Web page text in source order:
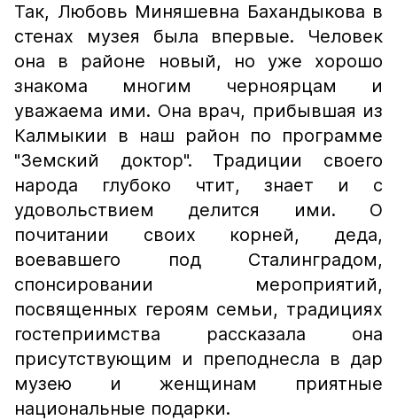
Так, Любовь Миняшевна Бахандыкова в
стенах музея была впервые. Человек
она в районе новый, но уже хорошо
знакома многим черноярцам и
уважаема ими. Она врач, прибывшая из
Калмыкии в наш район по программе
"Земский доктор". Традиции своего
народа глубоко чтит, знает и с
удовольствием делится ими. О
почитании своих корней, деда,
воевавшего под Сталинградом,
спонсировании мероприятий,
посвященных героям семьи, традициях
гостеприимства рассказала она
присутствующим и преподнесла в дар
музею и женщинам приятные
национальные подарки.